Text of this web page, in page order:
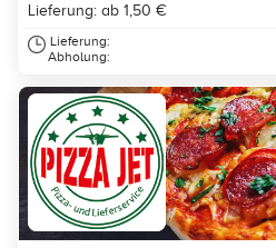
Lieferung: ab 1,50 €
Lieferung:
Abholung: